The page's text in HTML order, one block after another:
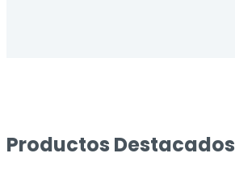
Productos Destacados